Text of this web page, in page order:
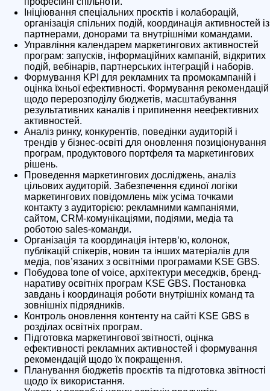
Ініціювання спеціальних проєктів і колаборацій,
організація спільних подій, координація активностей із
партнерами, донорами та внутрішніми командами.
Управління календарем маркетингових активностей
програм: запусків, інформаційних кампаній, відкритих
подій, вебінарів, партнерських інтеграцій і наборів.
Формування KPI для рекламних та промокампаній і
оцінка їхньої ефективності. Формування рекомендацій
щодо перерозподілу бюджетів, масштабування
результативних каналів і припинення неефективних
активностей.
Аналіз ринку, конкурентів, поведінки аудиторій і
трендів у бізнес-освіті для оновлення позиціонування
програм, продуктового портфеля та маркетингових
рішень.
Проведення маркетингових досліджень, аналіз
цільових аудиторій. Забезпечення єдиної логіки
маркетингових повідомлень між усіма точками
контакту з аудиторією: рекламними кампаніями,
сайтом, CRM-комунікаціями, подіями, медіа та
роботою sales-команди.
Організація та координація інтерв‘ю, колонок,
публікацій спікерів, новин та інших матеріалів для
медіа, пов’язаних з освітніми програмами KSE GBS.
Побудова tone of voice, архітектури меседжів, бренд-
наративу освітніх програм KSE GBS. Постановка
завдань і координація роботи внутрішніх команд та
зовнішніх підрядників.
Контроль оновлення контенту на сайті KSE GBS в
розділах освітніх програм.
Підготовка маркетингової звітності, оцінка
ефективності рекламних активностей і формування
рекомендацій щодо їх покращення.
Планування бюджетів проєктів та підготовка звітності
щодо їх використання.